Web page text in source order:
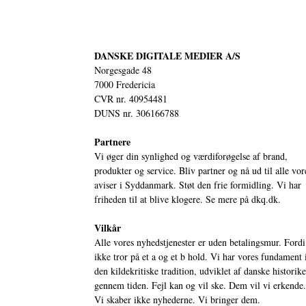
DANSKE DIGITALE MEDIER A/S
Norgesgade 48
7000 Fredericia
CVR nr. 40954481
DUNS nr. 306166788
Partnere
Vi øger din synlighed og værdiforøgelse af brand,
produkter og service. Bliv partner og nå ud til alle
aviser i Syddanmark. Støt den frie formidling. Vi har
friheden til at blive klogere. Se mere på dkq.dk.
Vilkår
Alle vores nyhedstjenester er uden betalingsmur.
ikke tror på et a og et b hold. Vi har vores fundament
den kildekritiske tradition, udviklet af danske
gennem tiden. Fejl kan og vil ske. Dem vil vi erkende.
Vi skaber ikke nyhederne. Vi bringer dem.